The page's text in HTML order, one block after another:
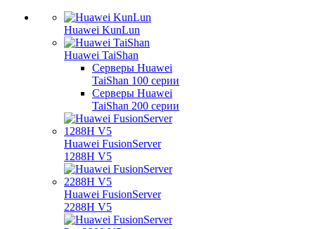
Huawei KunLun
Huawei TaiShan
Серверы Huawei
TaiShan 100 серии
Серверы Huawei
TaiShan 200 серии
Huawei FusionServer
1288H V5
Huawei FusionServer
2288H V5